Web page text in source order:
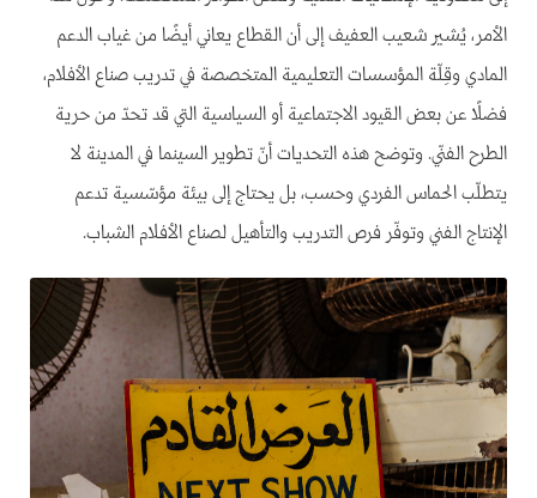
الأمر، يُشير شعيب العفيف إلى أن القطاع يعاني أيضًا من غياب الدعم
المادي وقِلّة المؤسسات التعليمية المتخصصة في تدريب صناع الأفلام،
فضلًا عن بعض القيود الاجتماعية أو السياسية التي قد تحدّ من حرية
الطرح الفنّي. وتوضح هذه التحديات أنّ تطوير السينما في المدينة لا
يتطلّب الحماس الفردي وحسب، بل يحتاج إلى بيئة مؤسّسية تدعم
الإنتاج الفني وتوفّر فرص التدريب والتأهيل لصناع الأفلام الشباب.